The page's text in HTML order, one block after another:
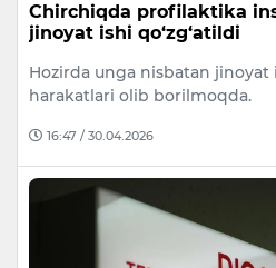
Chirchiqda profilaktika
jinoyat ishi qo‘zg‘atildi
Hozirda unga nisbatan jinoyat
harakatlari olib borilmoqda.
16:47 / 30.04.2026